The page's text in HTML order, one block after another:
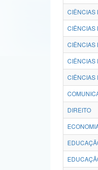
CIÊNCIAS
CIÊNCIAS
CIÊNCIAS
CIÊNCIAS
CIÊNCIAS
DIREITO